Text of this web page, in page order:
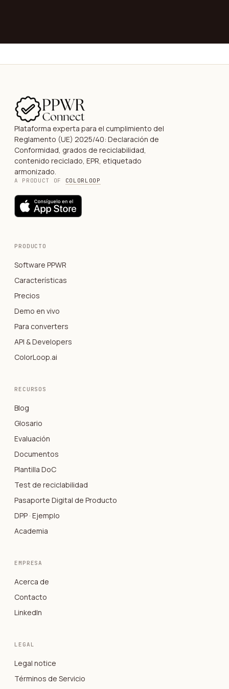
Plataforma experta para el cumplimiento del
Reglamento (UE) 2025/40: Declaración de
Conformidad, grados de reciclabilidad,
contenido reciclado, EPR, etiquetado
armonizado.
A PRODUCT OF COLORLOOP
PRODUCTO
Software PPWR
Características
Precios
Demo en vivo
Para converters
API & Developers
ColorLoop.ai
RECURSOS
Blog
Glosario
Evaluación
Documentos
Plantilla DoC
Test de reciclabilidad
Pasaporte Digital de Producto
DPP · Ejemplo
Academia
EMPRESA
Acerca de
Contacto
LinkedIn
LEGAL
Legal notice
Términos de Servicio